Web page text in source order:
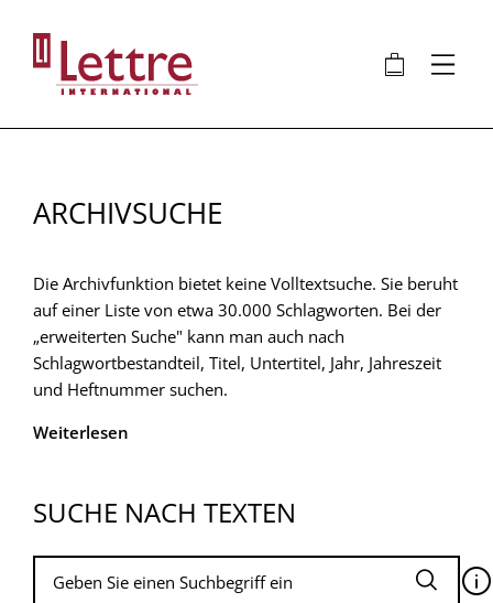
Inhalt
🛍 ⋮
ARCHIVSUCHE
Die Archivfunktion bietet keine Volltextsuche. Sie beruht
auf einer Liste von etwa 30.000 Schlagworten. Bei der
„erweiterten Suche" kann man auch nach
Schlagwortbestandteil, Titel, Untertitel, Jahr, Jahreszeit
und Heftnummer suchen.
Weiterlesen
SUCHE NACH TEXTEN
🛈